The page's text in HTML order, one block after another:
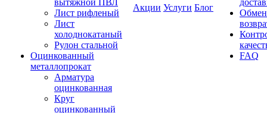
вытяжной ПВЛ
Лист рифленый
Лист
холоднокатаный
Рулон стальной
Оцинкованный
металлопрокат
Арматура
оцинкованная
Круг
оцинкованный
Акции Услуги Блог
FAQ